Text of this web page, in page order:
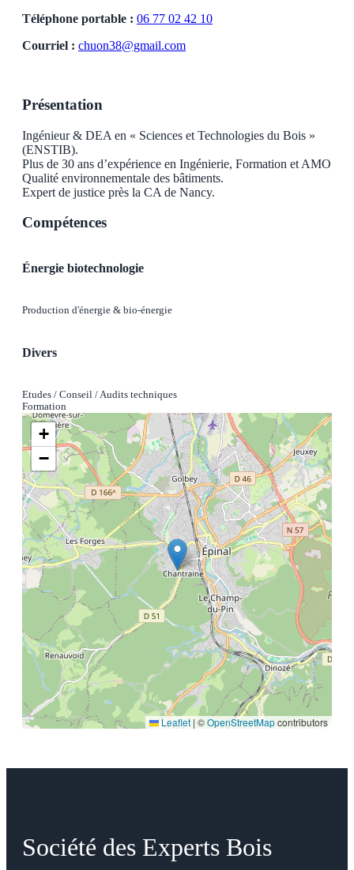
Téléphone portable : 06 77 02 42 10
Courriel : chuon38@gmail.com
Présentation
Ingénieur & DEA en « Sciences et Technologies du Bois »
(ENSTIB).
Plus de 30 ans d’expérience en Ingénierie, Formation et AMO
Qualité environnementale des bâtiments.
Expert de justice près la CA de Nancy.
Compétences
Énergie biotechnologie
Production d'énergie & bio-énergie
Divers
Etudes / Conseil / Audits techniques
Formation
+
−
Leaflet | ©OpenStreetMapcontributors
Société des Experts Bois